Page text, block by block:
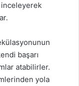
başarı
atabilirler.
yola